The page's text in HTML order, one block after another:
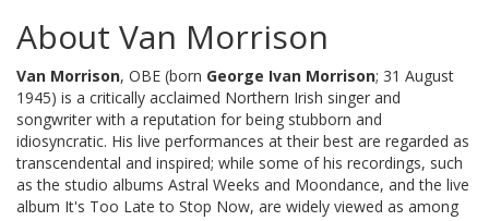
About Van Morrison
Van Morrison, OBE (born George Ivan Morrison; 31 August
1945) is a critically acclaimed Northern Irish singer and
songwriter with a reputation for being stubborn and
idiosyncratic. His live performances at their best are regarded as
transcendental and inspired; while some of his recordings, such
as the studio albums Astral Weeks and Moondance, and the live
album It's Too Late to Stop Now, are widely viewed as among